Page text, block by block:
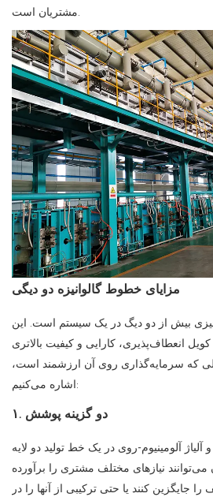
مشتریان است.
مزایای خطوط گالوانیزه دو دیگی
بیش از دو دیگ در یک سیستم است. این
کویل انعطاف‌پذیری، کارایی و کیفیت بالاتری
که سرمایه‌گذاری روی آن ارزشمند است،
اشاره می‌کنیم:
۱. دو گزینه پوشش
آلومینیوم-روی در یک خط تولید دو لایه
می‌توانند نیازهای مختلف مشتری را برآورده
جایگزین کنند یا حتی ترکیبی از آنها را در